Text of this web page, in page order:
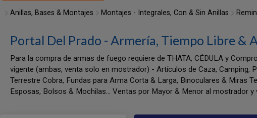
Anillas, Bases & Montajes Montajes - Integrales, Con & Sin Anillas
Portal Del Prado - Armería, Tiempo Libre &
Para la compra de armas de fuego requiere de THATA, CÉDULA y
vigente (ambas, venta solo en mostrador) - Artículos de Caza, Camping,
Terrestre Cobra, Fundas para Arma Corta & Larga, Binoculares & Miras
Esposas, Bolsos & Mochilas... Ventas por Mayor & Menor al mostrador y